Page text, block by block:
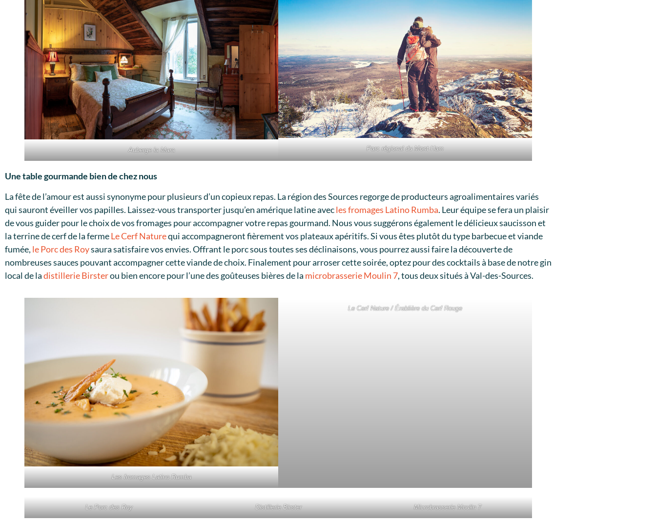
Auberge la Mara Parc régional du Mont-Ham
Une table gourmande bien de chez nous
La fête de l’amour est aussi synonyme pour plusieurs d’un copieux repas. La région des Sources regorge de producteurs agroalimentaires variés
qui sauront éveiller vos papilles. Laissez-vous transporter jusqu’en amérique latine avecles fromages Latino Rumba. Leur équipe se fera un plaisir
de vous guider pour le choix de vos fromages pour accompagner votre repas gourmand. Nous vous suggérons également le délicieux saucisson et
la terrine de cerf de la fermeLe Cerf Naturequi accompagneront fièrement vos plateaux apéritifs. Si vous êtes plutôt du type barbecue et viande
fumée, le Porc des Roysaura satisfaire vos envies. Offrant le porc sous toutes ses déclinaisons, vous pourrez aussi faire la découverte de
nombreuses sauces pouvant accompagner cette viande de choix. Finalement pour arroser cette soirée, optez pour des cocktails à base de notre gin
local de ladistillerie Birsterou bien encore pour l’une des goûteuses bières de la microbrasserie Moulin 7, tous deux situés à Val-des-Sources.
Les fromages Latino Rumba
Le Cerf Nature / Érablière du Cerf Rouge
Le Porc des Roy Distillerie Birster Microbrasserie Moulin 7